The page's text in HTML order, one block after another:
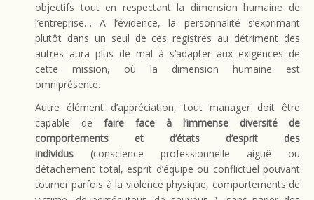
objectifs tout en respectant la dimension humaine de
l’entreprise…
A l’évidence, la personnalité s’exprimant
plutôt dans un seul de ces registres au détriment des
autres aura plus de mal à s’adapter aux exigences de
cette mission, où la dimension humaine est
omniprésente.
Autre élément d’appréciation, tout manager doit être
capable de faire face à l’immense diversité de
comportements et d’états d’esprit des
individus
(conscience professionnelle aiguë ou
détachement total, esprit d’équipe ou conflictuel pouvant
tourner parfois à la violence physique, comportements de